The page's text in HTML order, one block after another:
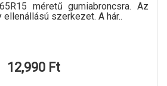
méretű gumiabroncsra. Az
szerkezet. A hár..
12,990 Ft